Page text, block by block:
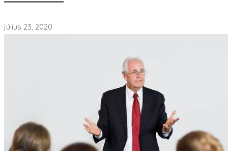
július 23, 2020